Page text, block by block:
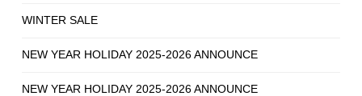
WINTER SALE
NEW YEAR HOLIDAY 2025-2026 ANNOUNCE
NEW YEAR HOLIDAY 2025-2026 ANNOUNCE